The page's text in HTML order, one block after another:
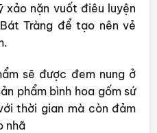
xảo nặn vuốt điêu luyện
Tràng để tạo nên vẻ
sẽ được đem nung ở
phẩm bình hoa gốm sứ
thời gian mà còn đảm
nhã